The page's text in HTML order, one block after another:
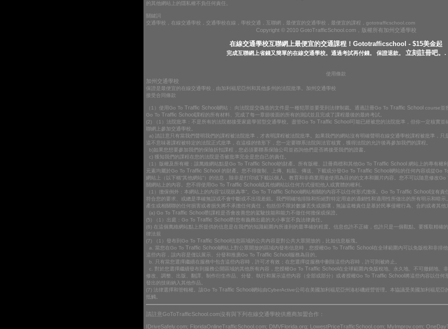
的其他網站上的隱私權不負任何責任。
關鍵詞
交通學校，在線交通學校，交通學校在線，學校交通，互聯網，最便宜的交通學校，最便宜的課程，gototrafficschool.com
Copyright © 2010 GotoTrafficSchool.com，版權所有 加州交通學校
在線交通學校互聯網上最便宜的交通課程！Gototrafficschool - $15美金起
完成互聯網上省錢又簡單的在線交通學校。通過考試再付錢。 保證退款。 立刻註冊吧。 .
使用條款
加州交通學校
保證是最便宜的在線交通學校，由加利福尼亞州和其他多州的法院批準。加州交通學校
接受合同條款
（1）使用Go ToTraffic School網站： 向法院提交偽造的文件是一種犯罪並要受到法律制裁。通過註冊Go ToTraffic School course並
Go ToTraffic School課程的所有材料、完成了每一章節後面的所有的測試並且完成了課程最後的最終考試。
(2) （1）法院批準：不是所有的法院都接受家庭學習型交通學校。盡管Go ToTraffic School可能已經被您的法院批準，但你一定核實並
聯網上參加交通學校。
a) 請註意只有當我們聲明我們的課程被法院批準，才表明課程被法院批準。如果我們的網站沒有明確聲明在線交通學校課程被批準，只
這不意味著課程被特定的法院正式批準，在這樣的情形下，您一定要聯系法院與法官核實，獲得法院的允許後再參加我們的課程。
b)如果您想要參加我們的保險折扣課程，您必須要聯系保險公司並咨詢他們是否將接受我們的證書。
c) 獲知我們的課程在您的法院是否被批準完全是您自己的責任。
（1）版權及所有權：該萬維網站點是Go ToTraffic School的財產。所有版權、註冊商標和其他Go ToTraffic School 網站上的專有權
元素均屬於Go ToTraffic School 的財產。您不得復制、上傳、粘貼、傳送、下載或分發Go ToTraffic School網站的任何內容或從Go
網站上（以下稱“其他網站”）的信息，除非是打印或下載以個人、教育和非商業用途使用為目的的文本和圖片內容。您不可以隨意修改
關網站上的內容。您不得使用Go ToTraffic School或其他網站以任何方式侵犯他人或實體的權利。
（1）擔保例外：本網站上的內容“以現狀為準”。Go ToTraffic School網站相關的內容不以任何形式擔保。Go ToTraffic School沒有責
符合您的要求、或總是準確無誤或不會中斷或不出現差錯。我們明確地排除和拒絕對特定用途的適銷性和適用性所做出的所有明示和暗
產生或相關聯的任何損害或者損失將不承擔任何責任，包括但不限於數據丟失或損壞，無論這種責任是基於民事侵權行為、合約或者其他
(a) Go ToTraffic School對課程是否會改善您的駕駛技能和能力不做任何擔保或保證。
(5) （1）出庭：Go ToTraffic School對您有義務出庭的大小事宜不負法律責任。
(6) 在這個萬維網站點上所提供的信息是在我們的知識範圍內所達到的最準確的程度。信息也許不正確，也許只是一個觀點。要獲取精確
律法規
(7) （1）發布到Go ToTraffic School信息區域的公共內容是對公共大眾開放的，比如信息板塊。
a. 當您在Go ToTraffic School網站上對公眾開放的區域內發布信息時，您授權Go ToTraffic School在全球範圍內可以免版稅和非排
這些內容，該內容是僅以展示、分發和推廣Go ToTraffic School服務為目的。
b. 只有當您選擇繼續在服務中包含這些內容時，許可才有效；在您選擇從服務中刪除這些內容時，許可則被終止。
c. 對於您選擇繼續發布到服務公開區域的其他所有內容，您授權Go ToTraffic School在全球範圍內免版稅地、永久地、不可撤銷地、
修改、調整、出版、翻譯、制作衍生作品、分發、執行和展示這些內容（全部或部分）或者授權Go ToTraffic School將這些內容以任何
發出的技術納入其他作品。
(7) 法律選擇和管轄權。該Go ToTraffic School網站由CyberActive公司在美國加利福尼亞州洛杉磯經營管理。本協議受美國加利福尼亞
抵觸。
請註意GoToTrafficSchool.com沒有與下列在線交通學校供應商加盟合作：
IDriveSafely.com; FloridaOnlineTrafficSchool.com; DMVFlorida.org; LowestPriceTrafficSchool.com; MyImprov.com;